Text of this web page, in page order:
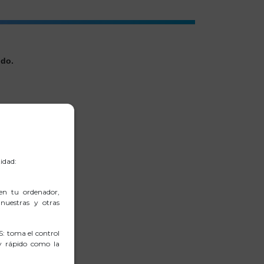
tu ordenador,
y otras
toma el control
rápido como la